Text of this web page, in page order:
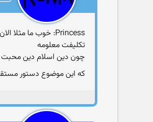
Princess: خوب ما مثلا الان نمیخواییم مسلمون باشیم اصلا دین نمیخواییم بعد تكلیف ما چیه؟؟؟؟
تكلیفت معلومه
چون دین اسلام دین محبت
كه این موضوع دستور